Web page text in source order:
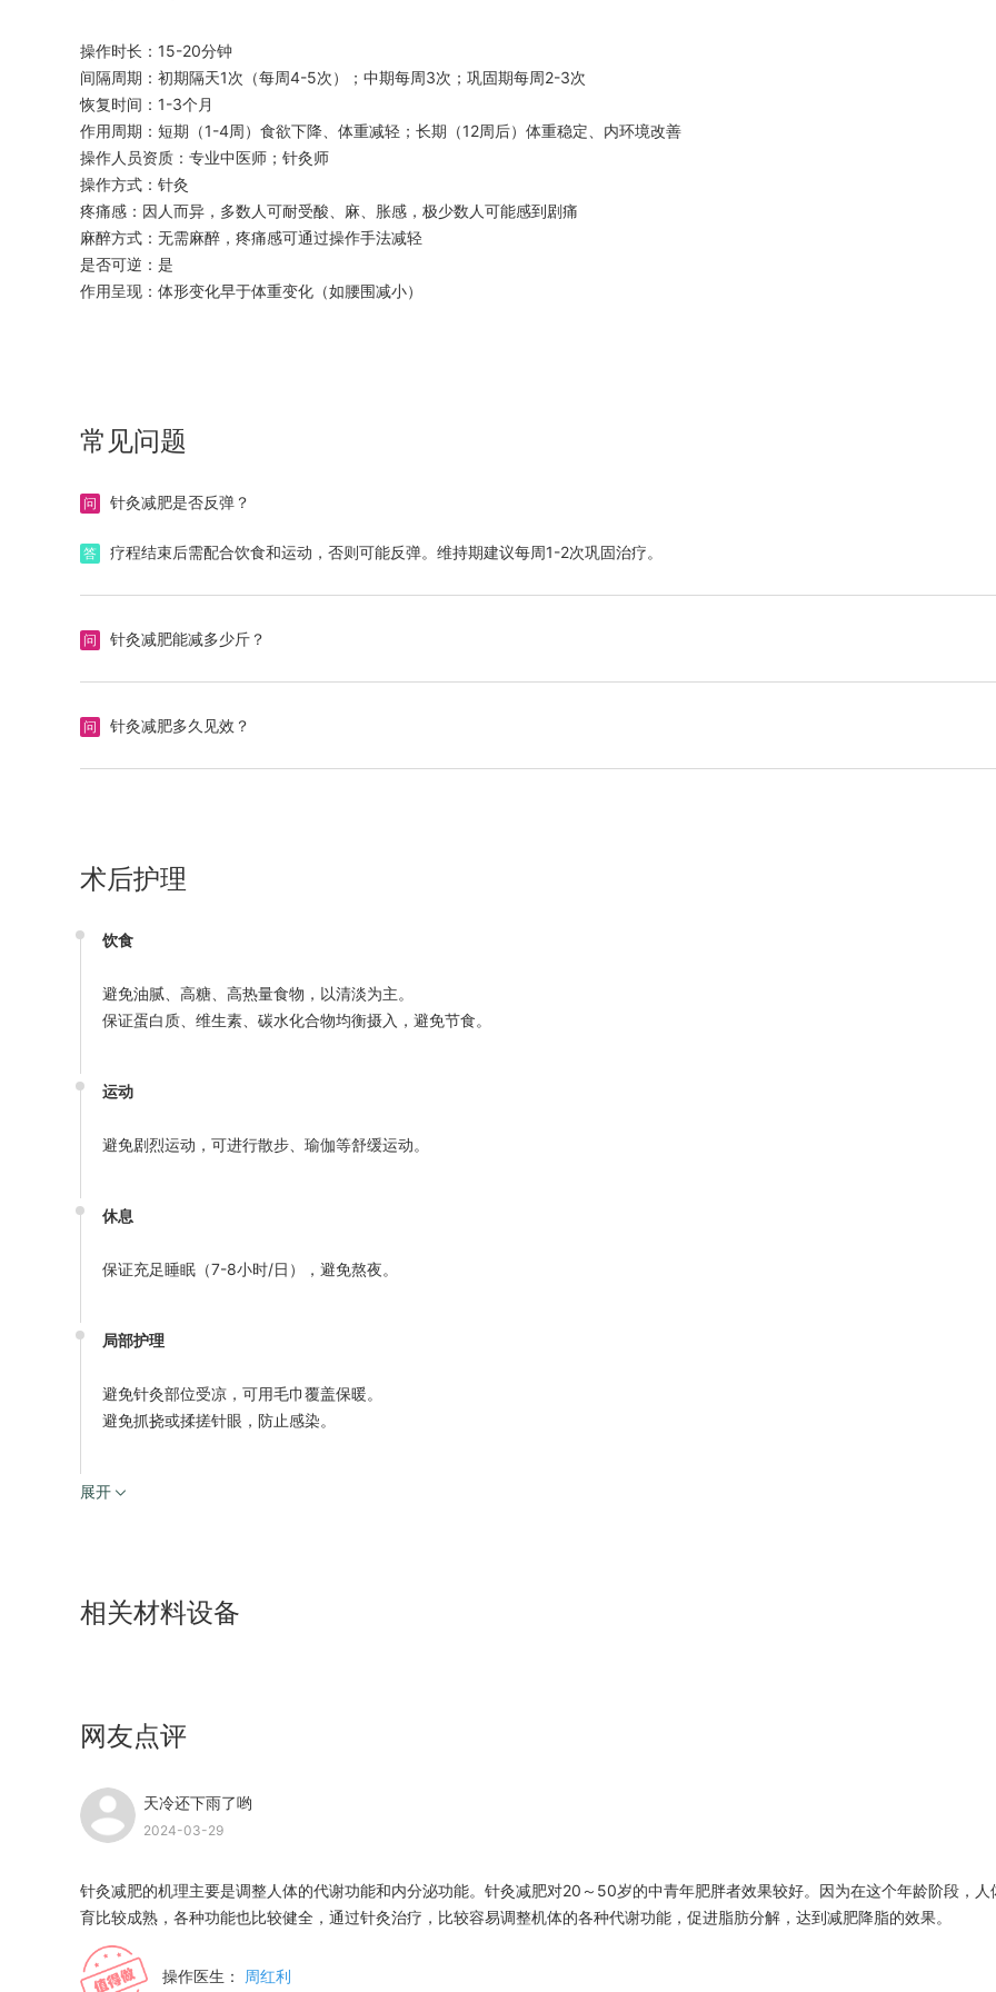
操作时长：15-20分钟
间隔周期：初期隔天1次（每周4-5次）；中期每周3次；巩固期每周2-3次
恢复时间：1-3个月
作用周期：短期（1-4周）食欲下降、体重减轻；长期（12周后）体重稳定、内环境改善
操作人员资质：专业中医师；针灸师
操作方式：针灸
疼痛感：因人而异，多数人可耐受酸、麻、胀感，极少数人可能感到剧痛
麻醉方式：无需麻醉，疼痛感可通过操作手法减轻
是否可逆：是
作用呈现：体形变化早于体重变化（如腰围减小）
常见问题
问 针灸减肥是否反弹？
答 疗程结束后需配合饮食和运动，否则可能反弹。维持期建议每周1-2次巩固治疗。
问 针灸减肥能减多少斤？
个体差异大，与体质、肥胖程度、配合度相关。单纯性肥胖者效果更明显，软脂肪堆积者见效更快。
问 针灸减肥多久见效？
一般1-4周可见短期效果（如食欲下降、排便通畅），4-12周为平台期，12周后进入稳定减重期。敏感人群首次治疗后即可能见
术后护理
饮食
避免油腻、高糖、高热量食物，以清淡为主。
保证蛋白质、维生素、碳水化合物均衡摄入，避免节食。
运动
避免剧烈运动，可进行散步、瑜伽等舒缓运动。
休息
保证充足睡眠（7-8小时/日），避免熬夜。
局部护理
避免针灸部位受凉，可用毛巾覆盖保暖。
避免抓挠或揉搓针眼，防止感染。
展开
相关材料设备
网友点评
天冷还下雨了哟
2024-03-29
针灸减肥的机理主要是调整人体的代谢功能和内分泌功能。针灸减肥对20～50岁的中青年肥胖者效果较好。因为在这个年龄阶段，人
育比较成熟，各种功能也比较健全，通过针灸治疗，比较容易调整机体的各种代谢功能，促进脂肪分解，达到减肥降脂的效果。
操作医生： 周红利